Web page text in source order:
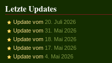
Letzte Updates
Update vom 20. Juli 2026
Update vom 31. Mai 2026
Update vom 18. Mai 2026
Update vom 17. Mai 2026
Update vom 4. Mai 2026